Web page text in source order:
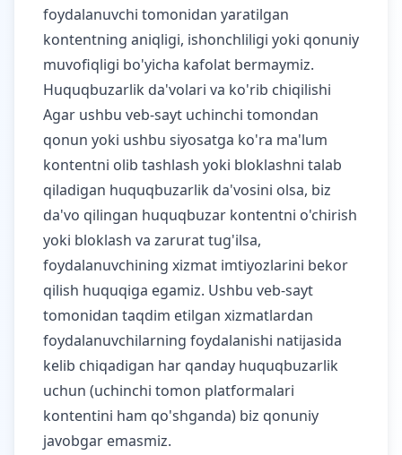
foydalanuvchi tomonidan yaratilgan
kontentning aniqligi, ishonchliligi yoki qonuniy
muvofiqligi bo'yicha kafolat bermaymiz.
Huquqbuzarlik da'volari va ko'rib chiqilishi
Agar ushbu veb-sayt uchinchi tomondan
qonun yoki ushbu siyosatga ko'ra ma'lum
kontentni olib tashlash yoki bloklashni talab
qiladigan huquqbuzarlik da'vosini olsa, biz
da'vo qilingan huquqbuzar kontentni o'chirish
yoki bloklash va zarurat tug'ilsa,
foydalanuvchining xizmat imtiyozlarini bekor
qilish huquqiga egamiz. Ushbu veb-sayt
tomonidan taqdim etilgan xizmatlardan
foydalanuvchilarning foydalanishi natijasida
kelib chiqadigan har qanday huquqbuzarlik
uchun (uchinchi tomon platformalari
kontentini ham qo'shganda) biz qonuniy
javobgar emasmiz.